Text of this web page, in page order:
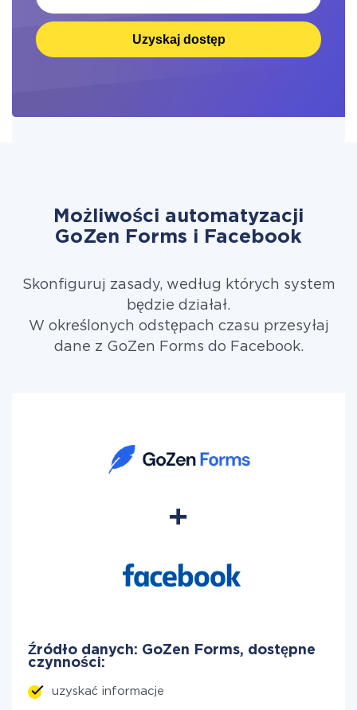
Uzyskaj dostęp
Możliwości automatyzacji
GoZen Forms i Facebook
Skonfiguruj zasady, według których system
będzie działał.
W określonych odstępach czasu przesyłaj
dane z GoZen Forms do Facebook.
Źródło danych: GoZen Forms, dostępne
czynności:
uzyskać informacje